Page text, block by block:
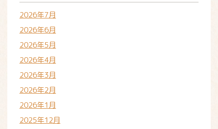
2026年7月
2026年6月
2026年5月
2026年4月
2026年3月
2026年2月
2026年1月
2025年12月